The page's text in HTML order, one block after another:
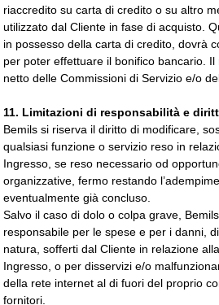
riaccredito su carta di credito o su altro
utilizzato dal Cliente in fase di acquisto.
in possesso della carta di credito, dovrà
per poter effettuare il bonifico bancario.
netto delle Commissioni di Servizio e/o
11. Limitazioni di responsabilità e
Bemils si riserva il diritto di modificare,
qualsiasi funzione o servizio reso in
Ingresso, se reso necessario od
organizzative, fermo restando
eventualmente già concluso.
Salvo il caso di dolo o colpa grave,
responsabile per le spese e per i danni,
natura, sofferti dal Cliente in relazione
Ingresso, o per disservizi e/o
della rete internet al di fuori del proprio
fornitori.